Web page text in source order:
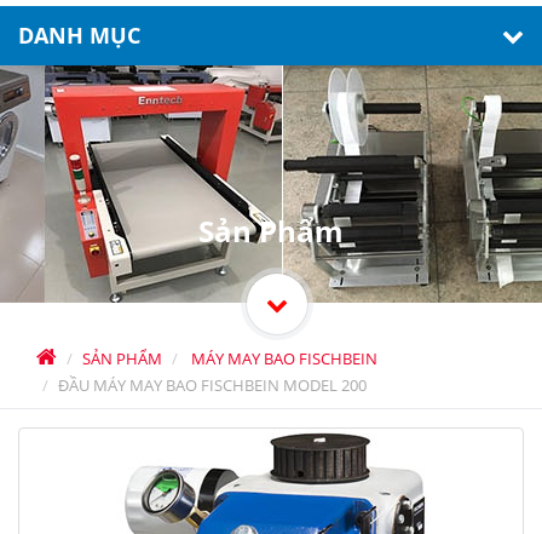
DANH MỤC
SẢN PHẨM
MÁY MAY BAO FISCHBEIN
ĐẦU MÁY MAY BAO FISCHBEIN MODEL 200
Sản Phẩm